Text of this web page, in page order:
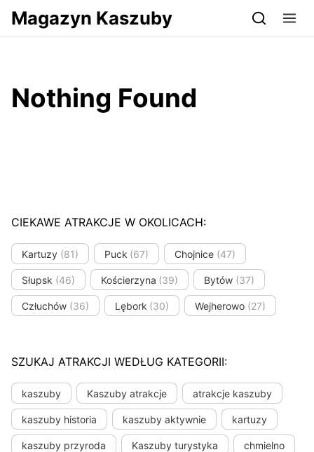
Przejdź do serwisu magazynkaszuby.pl
Magazyn Kaszuby
Nothing Found
CIEKAWE ATRAKCJE W OKOLICACH:
Kartuzy (81) Puck (67) Chojnice (47)
Słupsk (46) Kościerzyna (39) Bytów (37)
Człuchów (36) Lębork (30) Wejherowo (27)
SZUKAJ ATRAKCJI WEDŁUG KATEGORII:
kaszuby Kaszuby atrakcje atrakcje kaszuby
kaszuby historia kaszuby aktywnie kartuzy
kaszuby przyroda Kaszuby turystyka chmielno